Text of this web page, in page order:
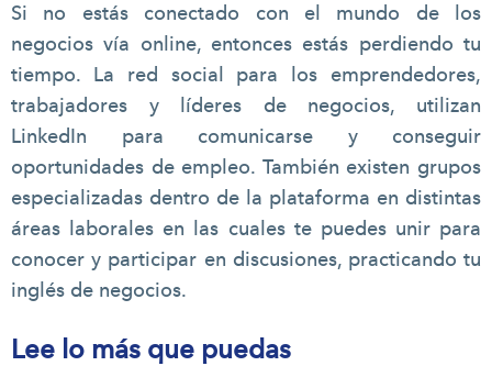
Si no estás conectado con el mundo de los
negocios vía online, entonces estás perdiendo tu
tiempo. La red social para los emprendedores,
trabajadores y líderes de negocios, utilizan
LinkedIn para comunicarse y conseguir
oportunidades de empleo. También existen grupos
especializadas dentro de la plataforma en distintas
áreas laborales en las cuales te puedes unir para
conocer y participar en discusiones, practicando tu
inglés de negocios.
Lee lo más que puedas